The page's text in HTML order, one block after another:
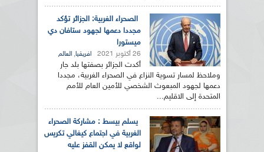
الصحراء الغربية: الجزائر تؤكد
مجددا دعمها لجهود ستافان دي
ميستورا
26 أكتوبر 2021 افريقيا, العالم
أكدت الجزائر بصفتها بلد جار
وملاحظ لمسار تسوية النزاع في الصحراء الغربية، مجددا
دعمها لجهود المبعوث الشخصي للأمين العام للأمم
المتحدة إلى الاقليم...
يسلم بيسط : مشاركة الصحراء
الغربية في اجتماع كيغالي تكريس
لواقع لا يمكن القفز عليه